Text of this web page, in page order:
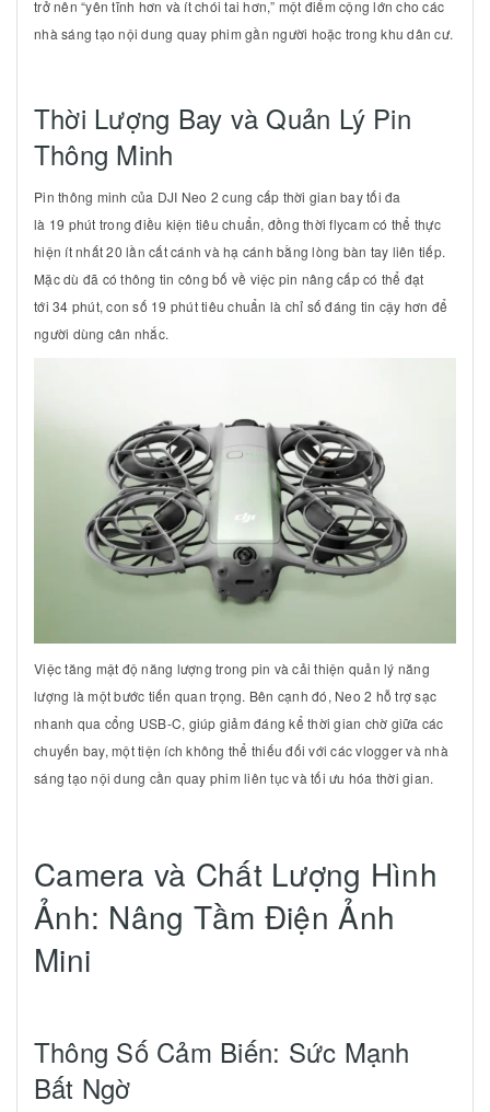
trở nên “yên tĩnh hơn và ít chói tai hơn,” một điểm cộng lớn cho các
nhà sáng tạo nội dung quay phim gần người hoặc trong khu dân cư.
Thời Lượng Bay và Quản Lý Pin
Thông Minh
Pin thông minh của DJI Neo 2 cung cấp thời gian bay tối đa
là 19 phút trong điều kiện tiêu chuẩn, đồng thời flycam có thể thực
hiện ít nhất20 lần cất cánh và hạ cánh bằng lòng bàn tay liên tiếp.
Mặc dù đã có thông tin công bố về việc pin nâng cấp có thể đạt
tới 34 phút, con số 19 phút tiêu chuẩn là chỉ số đáng tin cậy hơn để
người dùng cân nhắc.
Việc tăng mật độ năng lượng trong pin và cải thiện quản lý năng
lượng là một bước tiến quan trọng. Bên cạnh đó, Neo 2 hỗ trợ sạc
nhanh qua cổng USB-C, giúp giảm đáng kể thời gian chờ giữa các
chuyến bay, một tiện ích không thể thiếu đối với các vlogger và nhà
sáng tạo nội dung cần quay phim liên tục và tối ưu hóa thời gian.
Camera và Chất Lượng Hình
Ảnh: Nâng Tầm Điện Ảnh
Mini
Thông Số Cảm Biến: Sức Mạnh
Bất Ngờ